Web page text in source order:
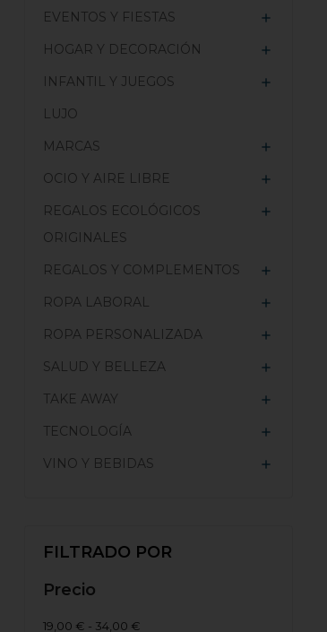
EVENTOS Y FIESTAS 
HOGAR Y DECORACIÓN 
INFANTIL Y JUEGOS 
LUJO
MARCAS

OCIO Y AIRE LIBRE 
REGALOS ECOLÓGICOS
ORIGINALES

REGALOS Y COMPLEMENTOS 
ROPA LABORAL 
ROPA PERSONALIZADA 
SALUD Y BELLEZA 
TAKE AWAY 
TECNOLOGÍA 
VINO Y BEBIDAS 
FILTRADO POR
Precio
19,00 € - 34,00 €